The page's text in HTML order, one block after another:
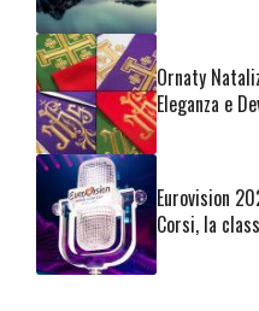
Ornaty
Eleganza e
Eurovision
Corsi, la